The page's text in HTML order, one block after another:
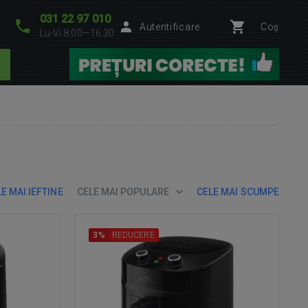
031 22 97 010
Lu-Vi 8:00—16:30
Autentificare Coș
MAI IEFTINE CELE MAI POPULARE CELE MAI SCUMPE
3% REDUCERE